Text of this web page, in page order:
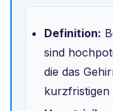
Definition:
sind
die das
kurzfristigen